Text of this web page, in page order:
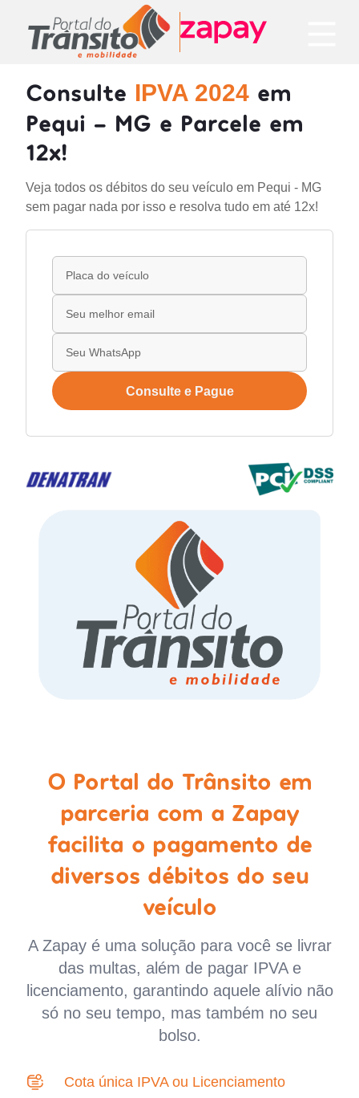
Consulte IPVA 2024 em
Pequi - MG e Parcele em
12x!
Veja todos os débitos do seu veículo em Pequi - MG
sem pagar nada por isso e resolva tudo em até 12x!
Consulte e Pague
O Portal do Trânsito em
parceria com a Zapay
facilita o pagamento de
diversos débitos do seu
veículo
A Zapay é uma solução para você se livrar
das multas, além de pagar IPVA e
licenciamento, garantindo aquele alívio não
só no seu tempo, mas também no seu
bolso.
Cota única IPVA ou Licenciamento